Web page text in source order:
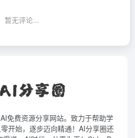
暂无评论...
免费资源分享网站。致力于帮助学
开始，逐步迈向精通！AI分享圈还